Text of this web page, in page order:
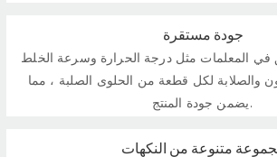
جودة مستقرة
في المعلمات مثل درجة الحرارة وسرعة الخلط
والصلابة لكل قطعة من الحلوى الصلبة ، مما
يضمن جودة المنتج.
متنوعة من النكهات